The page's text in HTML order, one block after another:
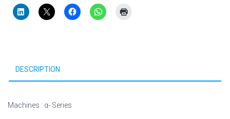
DESCRIPTION
Machines : α- Series